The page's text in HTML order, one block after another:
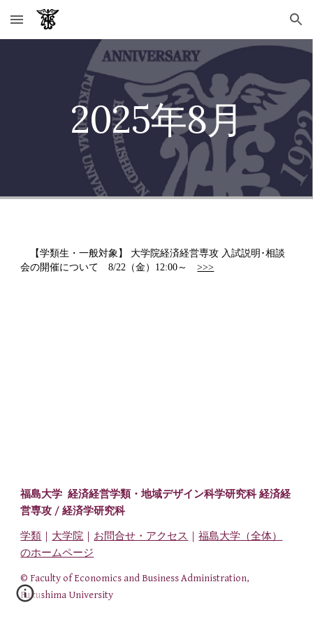
Skip to main content Skip to navigation
2025年8月
【学類生・一般対象】
大学院経済経営専攻 入試説明･相談
会の開催について8/22（金）12:00～ >>>
福島大学 経済経営学類・地域デザイン科学研究科 経済経
営専攻 / 経済学研究科
学類 大学院 お問合せ・アクセス ｜福島大学（全体）
のホームページ
© Faculty of Economics and Business Administration,
Fukushima University